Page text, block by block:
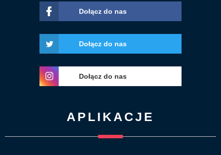
Dołącz do nas
Dołącz do nas
Dołącz do nas
APLIKACJE